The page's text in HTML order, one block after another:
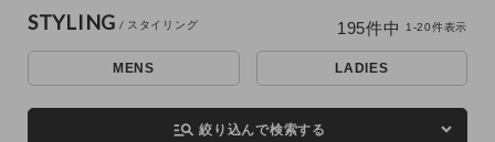
詳細検索
STYLING
MENS LADIES
manage_search 絞り込んで検索する
195件中 1-20件表示